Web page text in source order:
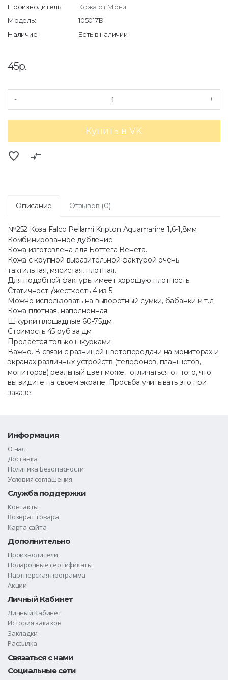
Производитель:
Кожа от Мони
Модель:
10501719
Наличие:
Есть в наличии
45р.
- +
Купить в VK
favorite_border compare_arrows
Описание Отзывов (0)
№252 Коза Falco Pellami Kripton Aquamarine 1,6-1,8мм
Комбинированное дубление
Кожа изготовлена для Боттега Венета.
Кожа с крупной выразительной фактурой очень
тактильная, мясистая, плотная.
Для подобной фактуры имеет хорошую плотность.
Статичность/жесткость 4 из 5
Можно использовать на выворотный сумки, бабанки и т.д.
Кожа плотная, наполненная.
Шкурки площадные 60-75дм
Стоимость 45 руб за дм
Продается только шкурками
Важно. В связи с разницей цветопередачи на мониторах и
экранах различных устройств (телефонов, планшетов,
мониторов) реальный цвет может отличаться от того, что
вы видите на своем экране. Просьба учитывать это при
заказе.
Информация
О нас
Доставка
Политика Безопасности
Условия соглашения
Служба поддержки
Контакты
Возврат товара
Карта сайта
Дополнительно
Производители
Подарочные сертификаты
Партнерская программа
Акции
Личный Кабинет
Личный Кабинет
История заказов
Закладки
Рассылка
Связаться с нами
Социальные сети